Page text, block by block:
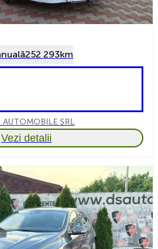
252 293km
AUTOMOBILE SRL
Vezi detalii